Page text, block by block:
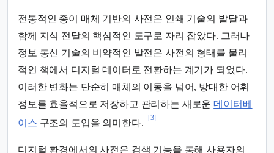
전통적인 종이 매체 기반의 사전은 인쇄 기술의 발달과
함께 지식 전달의 핵심적인 도구로 자리 잡았다. 그러나
정보 통신 기술의 비약적인 발전은 사전의 형태를 물리
적인 책에서 디지털 데이터로 전환하는 계기가 되었다.
이러한 변화는 단순히 매체의 이동을 넘어, 방대한 어휘
정보를 효율적으로 저장하고 관리하는 새로운데이터베
이스 구조의 도입을 의미한다.
[3]
디지털 환경에서의 사전은 검색 기능을 통해 사용자의